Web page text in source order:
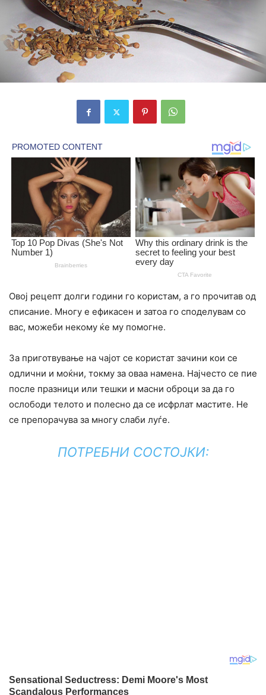
Овој рецепт долги години го користам, а го прочитав од
списание. Многу е ефикасен и затоа го споделувам со
вас, можеби некому ќе му помогне.
За приготвување на чајот се користат зачини кои се
одлични и моќни, токму за оваа намена. Најчесто се пие
после празници или тешки и масни оброци за да го
ослободи телото и полесно да се исфрлат мастите. Не
се препорачува за многу слаби луѓе.
ПОТРЕБНИ СОСТОЈКИ: